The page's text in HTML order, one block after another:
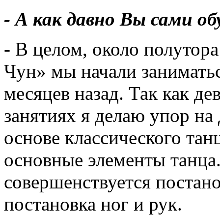
- А как давно Вы сами
- В целом, около
Чун» мы начали
месяцев назад. Так как
занятиях я делаю упор на
основе классического
основные элементы
совершенствуется
постановка ног и рук.